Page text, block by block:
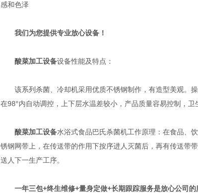
感和色泽
我们为您提供专业放心设备！
酸菜加工设备设备性能及特点：
该系列杀菌、冷却机采用优质不锈钢制作，有造型美观。操
在98°内自动调控，上下层水温差较小，产品质量容易控制，卫
酸菜加工设备水浴式食品巴氏杀菌机工作原理：在食品、
锈钢网带上，在传送带的作用下按序进人灭菌后，再有传送带
送人下一生产工序。
一年三包+终生维修+量身定做+长期跟踪服务是放心公司